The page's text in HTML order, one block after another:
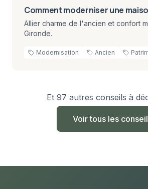
Comment moderniser une
Allier charme de l'ancien et confort
Gironde.
Modernisation Ancien
Et 97 autres conseils à
Voir tous les